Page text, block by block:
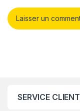
SERVICE CLIENT